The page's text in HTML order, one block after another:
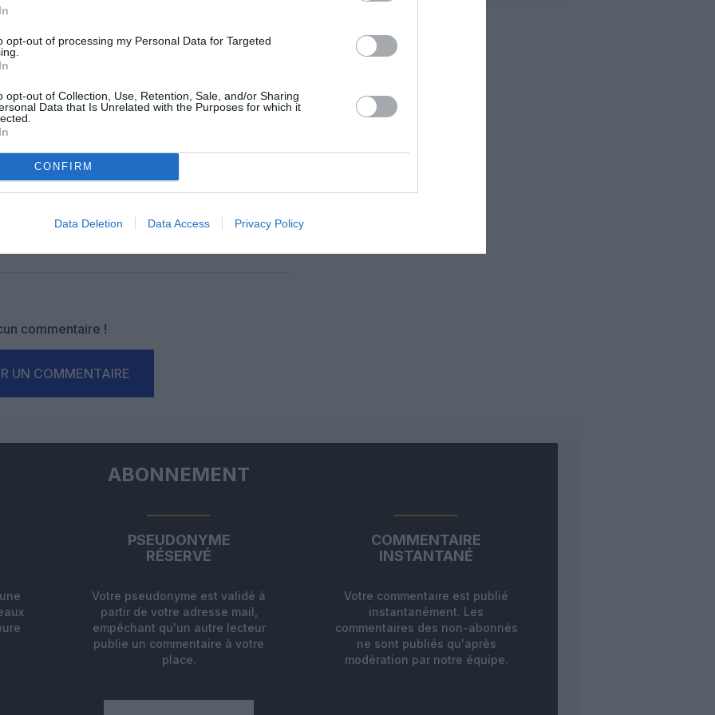
opt-out of processing my Personal Data for Targeted
opt-out of Collection, Use, Retention, Sale, and/or Sharing
Data that Is Unrelated with the Purposes for which it
CONFIRM
Data Deletion Data Access Privacy Policy
apprécié l’article ?
nous, faites un don !
SOUTENIR
commentaire !
UN COMMENTAIRE
ABONNEMENT
PSEUDONYME
RÉSERVÉ
Votre pseudonyme est validé à
partir de votre adresse mail,
empêchant qu'un autre lecteur
publie un commentaire à votre
place.
COMMENTAIRE
INSTANTANÉ
Votre commentaire est publié
instantanément. Les
commentaires des non-abonnés
ne sont publiés qu'après
modération par notre équipe.